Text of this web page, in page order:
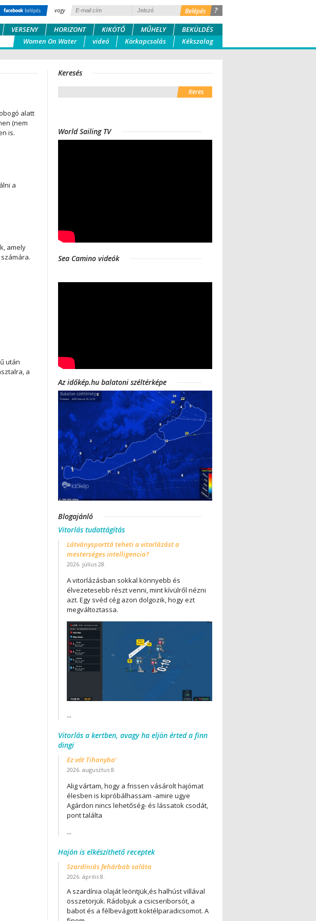
?
vagy
VERSENY HORIZONT KIKÖTŐ MŰHELY
BEKÜLDÉS
Women On Water
videó Körkapcsolás Kékszalag
alatt
(nem
is.
a
amely
után
a
Keresés
World Sailing TV
Sea Camino videók
Az időkép.hu balatoni széltérképe
Blogajánló
Vitorlás tudattágítás
Látványsporttá teheti a vitorlázást a
mesterséges intelligencia?
2026. július 28.
A vitorlázásban sokkal könnyebb és
élvezetesebb részt venni, mint kívülről nézni
azt. Egy svéd cég azon dolgozik, hogy ezt
megváltoztassa.
...
Vitorlás a kertben, avagy ha eljön érted a finn
dingi
Ez vót Tihanyba'
2026. augusztus 8.
Alig vártam, hogy a frissen vásárolt hajómat
élesben is kipróbálhassam -amire ugye
Agárdon nincs lehetőség- és lássatok csodát,
pont találta
...
Hajón is elkészíthető receptek
Szardíniás fehárbab saláta
2026. április 8.
A szardínia olaját leöntjük,és halhúst villával
összetörjük. Rádobjuk a csicseriborsót, a
babot és a félbevágott koktélparadicsomot. A